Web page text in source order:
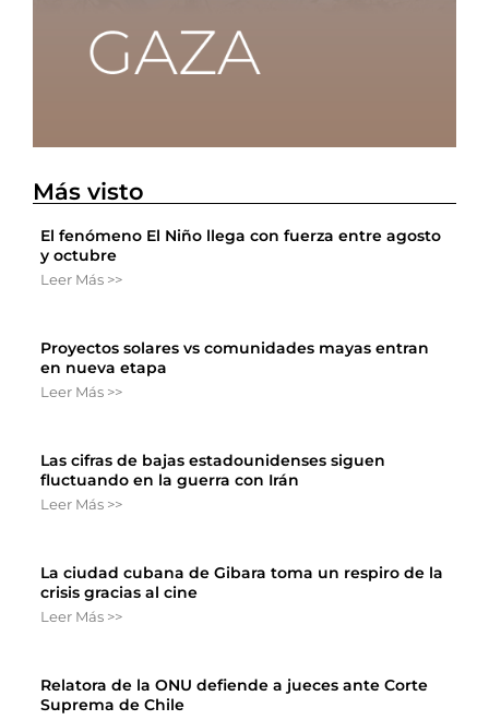
Más visto
El fenómeno El Niño llega con fuerza entre agosto
y octubre
Leer Más >>
Proyectos solares vs comunidades mayas entran
en nueva etapa
Leer Más >>
Las cifras de bajas estadounidenses siguen
fluctuando en la guerra con Irán
Leer Más >>
La ciudad cubana de Gibara toma un respiro de la
crisis gracias al cine
Leer Más >>
Relatora de la ONU defiende a jueces ante Corte
Suprema de Chile